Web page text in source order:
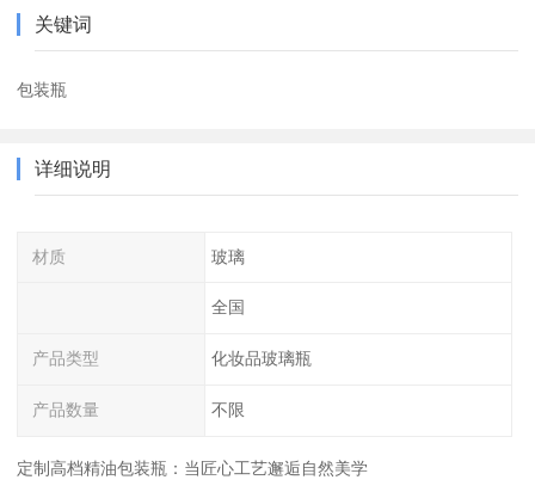
关键词
包装瓶
详细说明
材质 玻璃
全国
产品类型 化妆品玻璃瓶
产品数量 不限
定制高档精油包装瓶：当匠心工艺邂逅自然美学